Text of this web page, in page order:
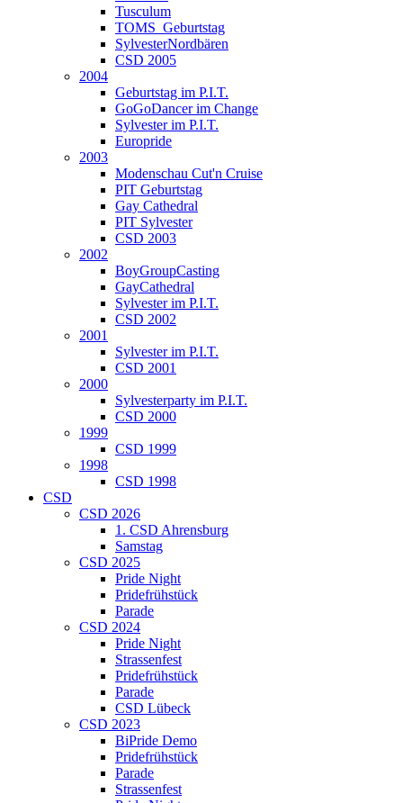
Tusculum
TOMS_Geburtstag
SylvesterNordbären
CSD 2005
2004
Geburtstag im P.I.T.
GoGoDancer im Change
Sylvester im P.I.T.
Europride
2003
Modenschau Cut'n Cruise
PIT Geburtstag
Gay Cathedral
PIT Sylvester
CSD 2003
2002
BoyGroupCasting
GayCathedral
Sylvester im P.I.T.
CSD 2002
2001
Sylvester im P.I.T.
CSD 2001
2000
Sylvesterparty im P.I.T.
CSD 2000
1999
CSD 1999
1998
CSD 1998
CSD
CSD 2026
1. CSD Ahrensburg
Samstag
CSD 2025
Pride Night
Pridefrühstück
Parade
CSD 2024
Pride Night
Strassenfest
Pridefrühstück
Parade
CSD Lübeck
CSD 2023
BiPride Demo
Pridefrühstück
Parade
Strassenfest